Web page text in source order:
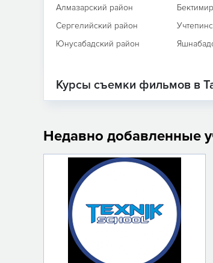
Алмазарский район
Сергелийский район
Юнусабадский район
Курсы съемки фильмов в
Недавно добавленные